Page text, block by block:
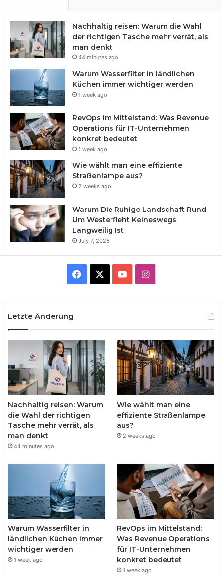
Nachhaltig reisen: Warum die Wahl
der richtigen Tasche mehr verrät, als
man denkt
44 minutes ago
Warum Wasserfilter in ländlichen
Küchen immer wichtiger werden
1 week ago
RevOps im Mittelstand: Was Revenue
Operations für IT-Unternehmen
konkret bedeutet
1 week ago
Wie wählt man eine effiziente
Straßenlampe aus?
2 weeks ago
Warum Die Ruhige Landschaft Rund
Um Westerfleht Keineswegs
Langweilig Ist
July 7, 2026
Facebook YouTubeInstagram
Letzte Änderung
Nachhaltig reisen: Warum
die Wahl der richtigen
Tasche mehr verrät, als
man denkt
44 minutes ago
Wie wählt man eine
effiziente Straßenlampe
aus?
2 weeks ago
Warum Wasserfilter in
ländlichen Küchen immer
wichtiger werden
1 week ago
RevOps im Mittelstand:
Was Revenue Operations
für IT-Unternehmen
konkret bedeutet
1 week ago